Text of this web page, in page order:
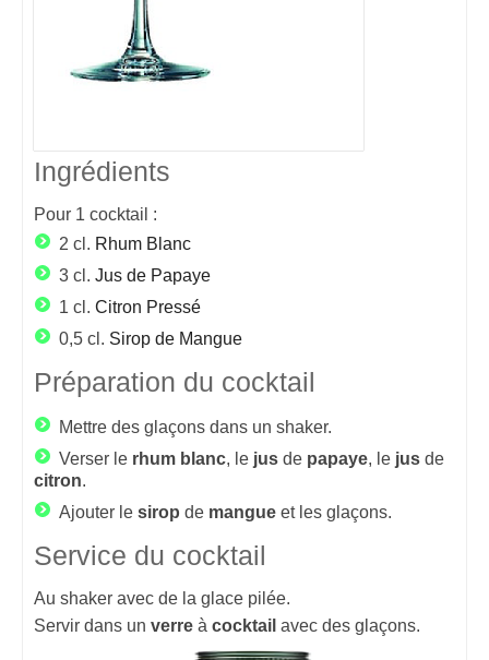
Ingrédients
Pour 1 cocktail :
2 cl. Rhum Blanc
3 cl. Jus de Papaye
1 cl. Citron Pressé
0,5 cl. Sirop de Mangue
Préparation du cocktail
Mettre des glaçons dans un shaker.
Verser le rhum blanc, le jus de papaye, le jus de
citron.
Ajouter le sirop de mangue et les glaçons.
Service du cocktail
Au shaker avec de la glace pilée.
Servir dans un verre à cocktail avec des glaçons.